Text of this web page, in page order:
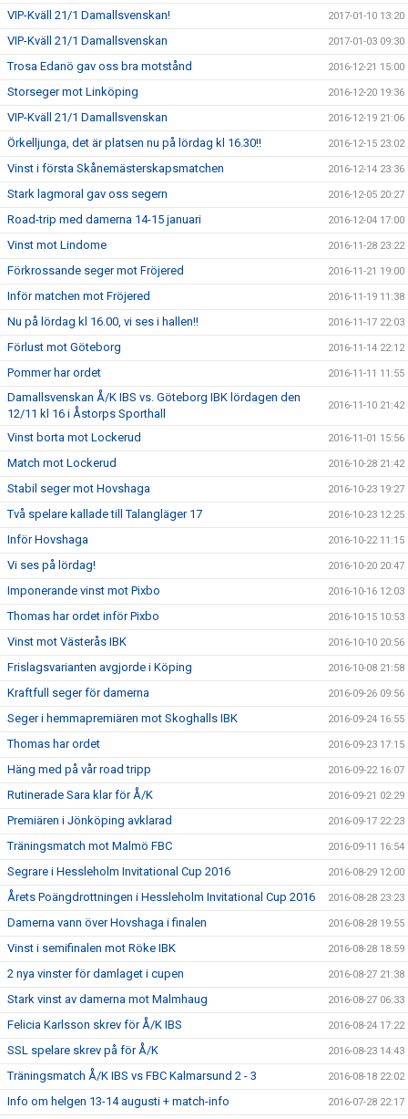
VIP-Kväll 21/1 Damallsvenskan! 2017-01-10 13:20
VIP-Kväll 21/1 Damallsvenskan 2017-01-03 09:30
Trosa Edanö gav oss bra motstånd 2016-12-21 15:00
Storseger mot Linköping 2016-12-20 19:36
VIP-Kväll 21/1 Damallsvenskan 2016-12-19 21:06
Örkelljunga, det är platsen nu på lördag kl 16.30!! 2016-12-15 23:02
Vinst i första Skånemästerskapsmatchen 2016-12-14 23:36
Stark lagmoral gav oss segern 2016-12-05 20:27
Road-trip med damerna 14-15 januari 2016-12-04 17:00
Vinst mot Lindome 2016-11-28 23:22
Förkrossande seger mot Fröjered 2016-11-21 19:00
Inför matchen mot Fröjered 2016-11-19 11:38
Nu på lördag kl 16.00, vi ses i hallen!! 2016-11-17 22:03
Förlust mot Göteborg 2016-11-14 22:12
Pommer har ordet 2016-11-11 11:55
Damallsvenskan Å/K IBS vs. Göteborg IBK lördagen den
12/11 kl 16 i Åstorps Sporthall
2016-11-10 21:42
Vinst borta mot Lockerud 2016-11-01 15:56
Match mot Lockerud 2016-10-28 21:42
Stabil seger mot Hovshaga 2016-10-23 19:27
Två spelare kallade till Talangläger 17 2016-10-23 12:25
Inför Hovshaga 2016-10-22 11:15
Vi ses på lördag! 2016-10-20 20:47
Imponerande vinst mot Pixbo 2016-10-16 12:03
Thomas har ordet inför Pixbo 2016-10-15 10:53
Vinst mot Västerås IBK 2016-10-10 20:56
Frislagsvarianten avgjorde i Köping 2016-10-08 21:58
Kraftfull seger för damerna 2016-09-26 09:56
Seger i hemmapremiären mot Skoghalls IBK 2016-09-24 16:55
Thomas har ordet 2016-09-23 17:15
Häng med på vår road tripp 2016-09-22 16:07
Rutinerade Sara klar för Å/K 2016-09-21 02:29
Premiären i Jönköping avklarad 2016-09-17 22:23
Träningsmatch mot Malmö FBC 2016-09-11 16:54
Segrare i Hessleholm Invitational Cup 2016 2016-08-29 12:00
Årets Poängdrottningen i Hessleholm Invitational Cup 2016 2016-08-28 23:23
Damerna vann över Hovshaga i finalen 2016-08-28 19:55
Vinst i semifinalen mot Röke IBK 2016-08-28 18:59
2 nya vinster för damlaget i cupen 2016-08-27 21:38
Stark vinst av damerna mot Malmhaug 2016-08-27 06:33
Felicia Karlsson skrev för Å/K IBS 2016-08-24 17:22
SSL spelare skrev på för Å/K 2016-08-23 14:43
Träningsmatch Å/K IBS vs FBC Kalmarsund 2 - 3 2016-08-18 22:02
Info om helgen 13-14 augusti + match-info 2016-07-28 22:17